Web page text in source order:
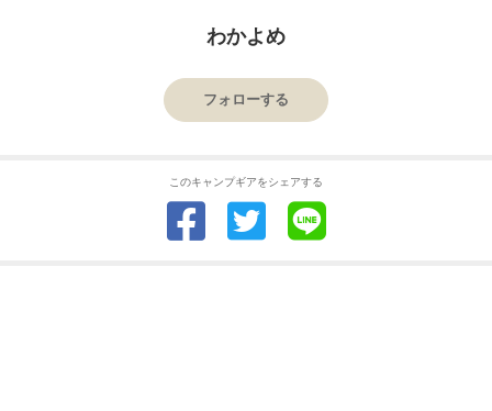
わかよめ
フォローする
このキャンプギアをシェアする